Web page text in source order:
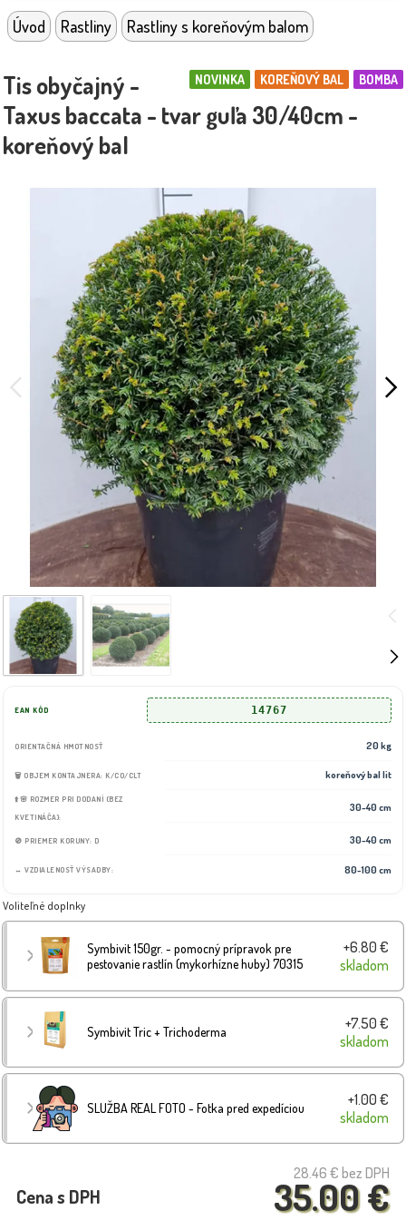
Úvod Rastliny Rastliny s koreňovým balom
BOMBA
KOREŇOVÝ BAL
NOVINKA
Tis obyčajný -
Taxus baccata - tvar guľa 30/40cm -
koreňový bal
EAN KÓD 14767
ORIENTAČNÁ HMOTNOSŤ 20 kg
🗑️ OBJEM KONTAJNERA: K/CO/CLT koreňový bal lit
⬆️🌸 ROZMER PRI DODANÍ (BEZ
KVETINÁČA):
30-40 cm
🚫 PRIEMER KORUNY: D 30-40 cm
↔️ VZDIALENOSŤ VÝSADBY: 80-100 cm
Voliteľné doplnky
Symbivit 150gr. - pomocný prípravok pre
pestovanie rastlín (mykorhízne huby) 70315
+6.80 €
skladom
Symbivit Tric + Trichoderma
+7.50 €
skladom
SLUŽBA REAL FOTO - Fotka pred expedíciou
+1.00 €
skladom
28.46 € bez DPH
35.00 €
Cena s DPH